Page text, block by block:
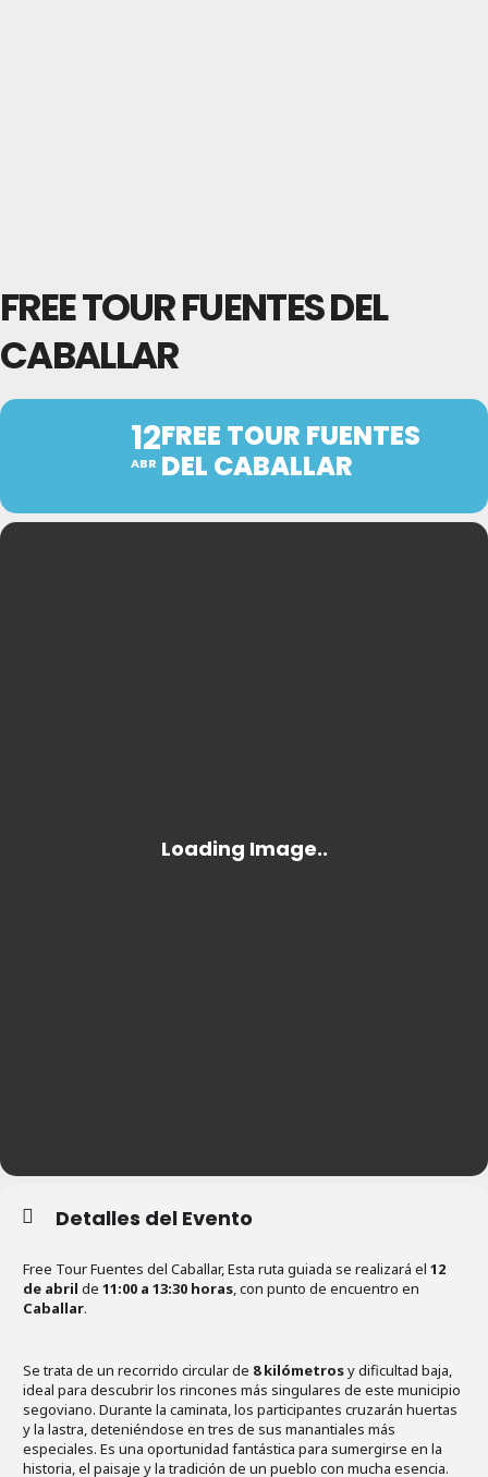
FREE TOUR FUENTES DEL
CABALLAR
12
ABR
FREE TOUR FUENTES
DEL CABALLAR
Detalles del Evento
Free Tour Fuentes del Caballar, Esta ruta guiada se realizará el 12
de abril de 11:00 a 13:30 horas, con punto de encuentro en
Caballar.
Se trata de un recorrido circular de 8 kilómetrosy dificultad baja,
ideal para descubrir los rincones más singulares de este municipio
segoviano. Durante la caminata, los participantes cruzarán huertas
y la lastra, deteniéndose en tres de sus manantiales más
especiales. Es una oportunidad fantástica para sumergirse en la
historia, el paisaje y la tradición de un pueblo con mucha esencia.